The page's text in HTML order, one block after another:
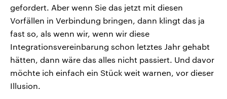
gefordert. Aber wenn Sie das jetzt mit diesen
Vorfällen in Verbindung bringen, dann klingt das ja
fast so, als wenn wir, wenn wir diese
Integrationsvereinbarung schon letztes Jahr gehabt
hätten, dann wäre das alles nicht passiert. Und davor
möchte ich einfach ein Stück weit warnen, vor dieser
Illusion.